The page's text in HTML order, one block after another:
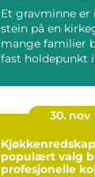
Et gravminne er
stein på en
mange familier
fast holdepunkt i
30. nov
populært valg
profesjonelle